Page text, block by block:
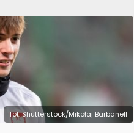
fot. Shutterstock/Mikołaj Barbanell